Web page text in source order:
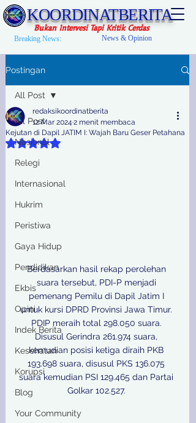
KOORDINATBERITA
Bukan Intervesi Tapi Kritik Cerdas
Breaking News: News & Opinion
Postingan
All Post
Nasional
Relegi
Internasional
Hukrim
Peristiwa
Gaya Hidup
Pendidikan
Ekbis
Opini
Indek Berita
Kesehatan
Korupsi
Blog
Your Community
All Post
Kejutan di Dapil JATIM I: Wajah Baru Geser Petahana
redaksikoordinatberita
12 Mar 2024 2 menit membaca
Dinilai NaN dari 5 bintang.
Berdasarkan hasil rekap perolehan
suara tersebut, PDI-P menjadi
pemenang Pemilu di Dapil Jatim I
untuk kursi DPRD Provinsi Jawa Timur.
PDIP meraih total 298.050 suara.
Disusul Gerindra 261.974 suara,
kemudian posisi ketiga diraih PKB
193.698 suara, disusul PKS 136.075
suara kemudian PSI 129.465 dan Partai
Golkar 102.527.